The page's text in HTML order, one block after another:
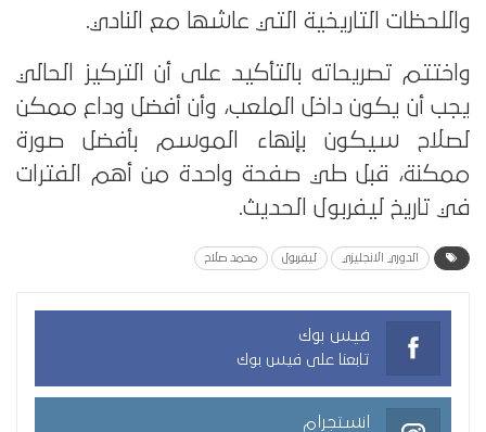
واللحظات التاريخية التي عاشها مع النادي.
واختتم تصريحاته بالتأكيد على أن التركيز الحالي
يجب أن يكون داخل الملعب، وأن أفضل وداع ممكن
لصلاح سيكون بإنهاء الموسم بأفضل صورة
ممكنة، قبل طي صفحة واحدة من أهم الفترات
في تاريخ ليفربول الحديث.
الدوري الانجليزي ليفربول محمد صلاح
فيس بوك
تابعنا على فيس بوك
انستجرام